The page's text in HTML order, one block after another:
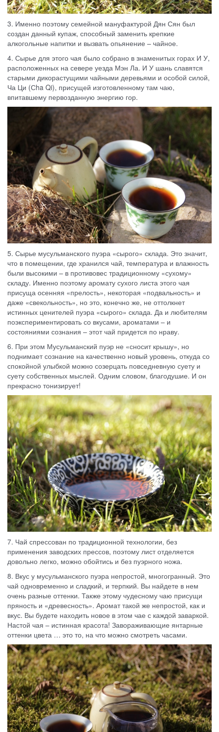
3. Именно поэтому семейной мануфактурой Дян Сян был
создан данный купаж, способный заменить крепкие
алкогольные напитки и вызвать опьянение – чайное.
4. Сырье для этого чая было собрано в знаменитых горах И У,
расположенных на севере уезда Мэн Ла. И У шань славятся
старыми дикорастущими чайными деревьями и особой силой,
Ча Ци (Сha Qi), присущей изготовленному там чаю,
впитавшему первозданную энергию гор.
5. Сырье мусульманского пуэра «сырого» склада. Это значит,
что в помещении, где хранился чай, температура и влажность
были высокими – в противовес традиционному «сухому»
складу. Именно поэтому аромату сухого листа этого чая
присуща осенняя «прелость», некоторая «подвальность» и
даже «свекольность», но это, конечно же, не оттолкнет
истинных ценителей пуэра «сырого» склада. Да и любителям
поэкспериментировать со вкусами, ароматами – и
состояниями сознания – этот чай придется по нраву.
6. При этом Мусульманский пуэр не «сносит крышу», но
поднимает сознание на качественно новый уровень, откуда со
спокойной улыбкой можно созерцать повседневную суету и
суету собственных мыслей. Одним словом, благодушие. И он
прекрасно тонизирует!
7. Чай спрессован по традиционной технологии, без
применения заводских прессов, поэтому лист отделяется
довольно легко, можно обойтись и без пуэрного ножа.
8. Вкус у мусульманского пуэра непростой, многогранный. Это
чай одновременно и сладкий, и терпкий. Вы найдете в нем
очень разные оттенки. Также этому чудесному чаю присущи
пряность и «древесность». Аромат такой же непростой, как и
вкус. Вы будете находить новое в этом чае с каждой заваркой.
Настой чая – истинная красота! Завораживающие янтарные
оттенки цвета … это то, на что можно смотреть часами.